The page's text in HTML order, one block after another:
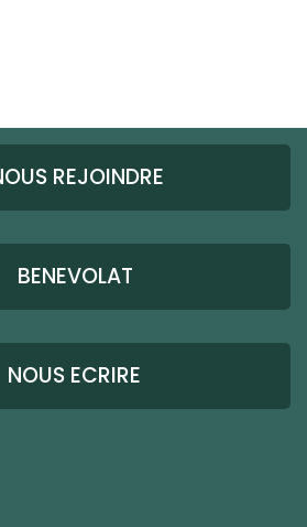
REJOINDRE
BENEVOLAT
NOUS ECRIRE